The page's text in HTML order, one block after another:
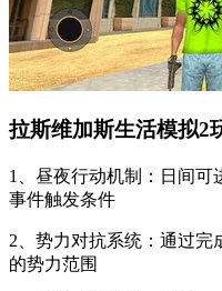
拉斯维加斯生活模拟2
1、昼夜行动机制：日间可
事件触发条件
2、势力对抗系统：通过完
的势力范围